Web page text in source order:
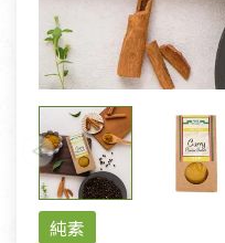
純素